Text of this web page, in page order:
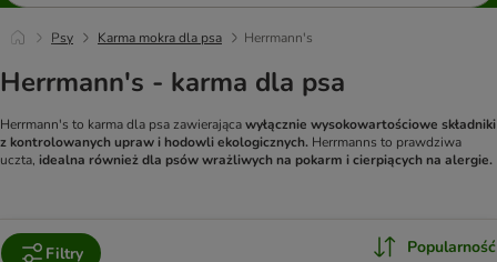
Psy Karma mokra dla psa Herrmann's
Herrmann's - karma dla psa
Herrmann's to karma dla psa zawierającawyłącznie wysokowartościowe składniki
z kontrolowanych upraw i hodowli ekologicznych. Herrmanns to prawdziwa
uczta, idealna również dla psów wrażliwych na pokarm i cierpiących na alergie.
Filtry Popularność